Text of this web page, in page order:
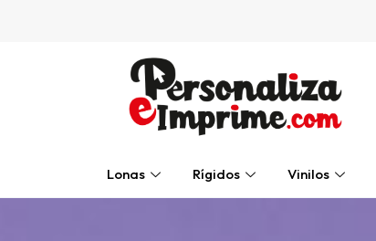
Lonas Rígidos Vinilos